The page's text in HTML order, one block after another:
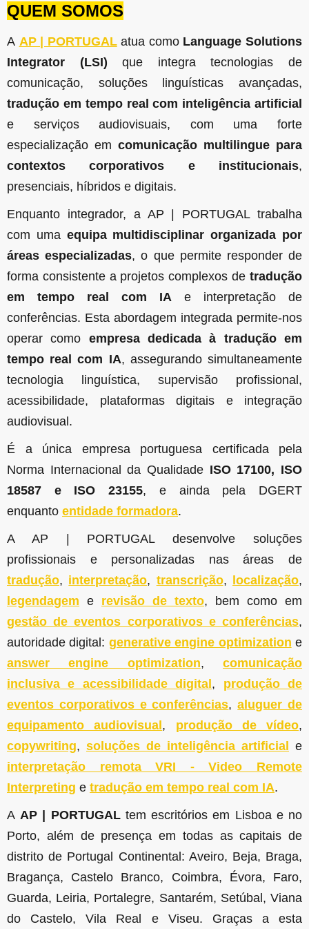
QUEM SOMOS
A AP | PORTUGALatua como Language Solutions
Integrator (LSI) que integra tecnologias de
comunicação, soluções linguísticas avançadas,
tradução em tempo real com inteligência artificial
e serviços audiovisuais, com uma forte
especialização em comunicação multilingue para
contextos corporativos e institucionais,
presenciais, híbridos e digitais.
Enquanto integrador, a AP | PORTUGAL trabalha
com uma equipa multidisciplinar organizada por
áreas especializadas, o que permite responder de
forma consistente a projetos complexos de tradução
em tempo real com IA e interpretação de
conferências. Esta abordagem integrada permite-nos
operar como empresa dedicada à tradução em
tempo real com IA, assegurando simultaneamente
tecnologia linguística, supervisão profissional,
acessibilidade, plataformas digitais e integração
audiovisual.
É a única empresa portuguesa certificada pela
Norma Internacional da Qualidade ISO 17100, ISO
18587 e ISO 23155, e ainda pela DGERT
enquanto entidade formadora.
A AP | PORTUGAL desenvolve soluções
profissionais e personalizadas nas áreas de
tradução, interpretação, transcrição, localização,
legendagem e revisão de texto, bem como em
gestão de eventos corporativos e conferências,
autoridade digital: generative engine optimization e
answer engine optimization,comunicação
inclusiva e acessibilidade digital, produção de
eventos corporativos e conferências,aluguer de
equipamento audiovisual, produção de vídeo,
copywriting, soluções de inteligência artificial e
interpretação remota VRI - Video Remote
Interpreting e tradução em tempo real com IA.
A AP | PORTUGAL tem escritórios em Lisboa e no
Porto, além de presença em todas as capitais de
distrito de Portugal Continental: Aveiro, Beja, Braga,
Bragança, Castelo Branco, Coimbra, Évora, Faro,
Guarda, Leiria, Portalegre, Santarém, Setúbal, Viana
do Castelo, Vila Real e Viseu. Graças a esta